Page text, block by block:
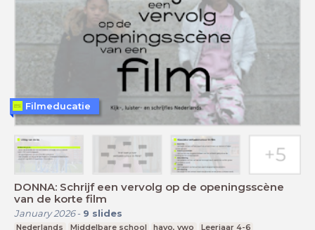
DONNA: Schrijf een vervolg op de openingsscène
van de korte film
January 2026- 9 slides
Nederlands Middelbare school havo, vwo Leerjaar 4-6
Filmeducatie